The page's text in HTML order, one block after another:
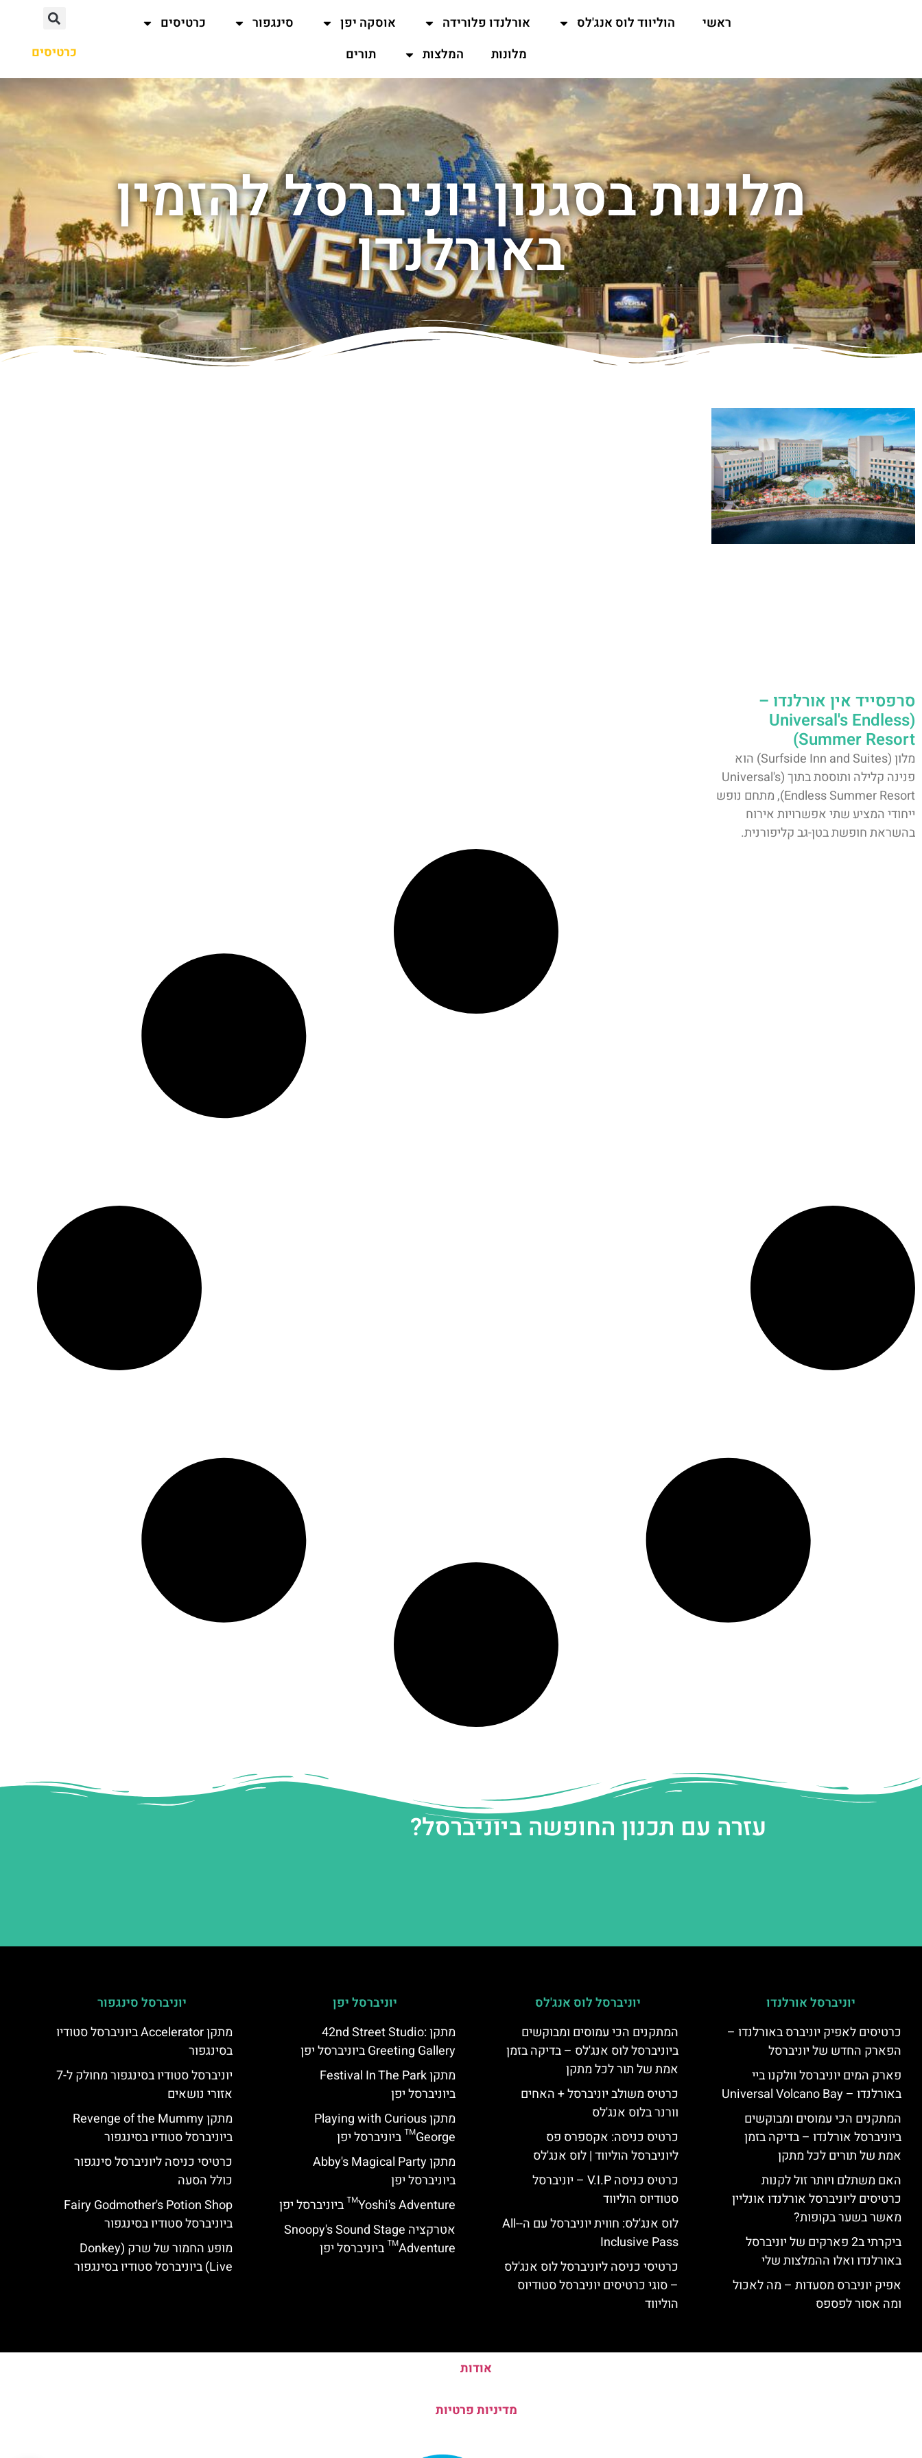
ראשי הוליווד לוס אנג'לס אורלנדו פלורידה אוסקה יפן סינגפור
כרטיסים
מלונות
המלצות תורים כרטיסים
מלונות בסגנון יוניברסל להזמין
באורלנדו
סרפסייד אין אורלנדו –
(Universal's Endless
Summer Resort)
מלון (Surfside Inn and Suites) הוא
פנינה קלילה ותוססת בתוך (Universal's
Endless Summer Resort), מתחם נופש
ייחודי המציע שתי אפשרויות אירוח
בהשראת חופשת בטן-גב קליפורנית.
עזרה עם תכנון החופשה ביוניברסל?
יוניברסל אורלנדו
כרטיסים לאפיק יוניברס באורלנדו –
הפארק החדש של יוניברסל
פארק המים יוניברסל וולקנו ביי
באורלנדו – Universal Volcano Bay
המתקנים הכי עמוסים ומבוקשים
ביוניברסל אורלנדו – בדיקה בזמן
אמת של תורים לכל מתקן
האם משתלם ויותר זול לקנות
כרטיסים ליוניברסל אורלנדו אונליין
מאשר בשער בקופות?
ביקרתי ב2 פארקים של יוניברסל
באורלנדו ואלו ההמלצות שלי
אפיק יוניברס מסעדות – מה לאכול
ומה אסור לפספס
יוניברסל לוס אנג'לס
המתקנים הכי עמוסים ומבוקשים
ביוניברסל לוס אנג'לס – בדיקה בזמן
אמת של תור לכל מתקן
כרטיס משולב יוניברסל + האחים
וורנר בלוס אנג'לס
כרטיס כניסה: אקספרס פס
ליוניברסל הוליווד | לוס אנג'לס
כרטיס כניסה V.I.P – יוניברסל
סטודיוס הוליווד
לוס אנג'לס: חווית יוניברסל עם ה-All-
Inclusive Pass
כרטיסי כניסה ליוניברסל לוס אנג'לס
– סוגי כרטיסים יוניברסל סטודיוס
הוליווד
יוניברסל יפן
מתקן 42nd Street Studio:
Greeting Gallery ביוניברסל יפן
מתקן Festival In The Park
ביוניברסל יפן
מתקן Playing with Curious
George™ ביוניברסל יפן
מתקן Abby's Magical Party
ביוניברסל יפן
Yoshi's Adventure™ ביוניברסל יפן
אטרקציה Snoopy's Sound Stage
Adventure™ ביוניברסל יפן
יוניברסל סינגפור
מתקן Accelerator ביוניברסל סטודיו
בסינגפור
יוניברסל סטודיו בסינגפור מחולק ל-7
אזורי נושאים
מתקן Revenge of the Mummy
ביוניברסל סטודיו בסינגפור
כרטיסי כניסה ליוניברסל סינגפור
כולל הסעה
Fairy Godmother's Potion Shop
ביוניברסל סטודיו בסינגפור
מופע החמור של שרק (Donkey
Live) ביוניברסל סטודיו בסינגפור
אודות
מדיניות פרטיות